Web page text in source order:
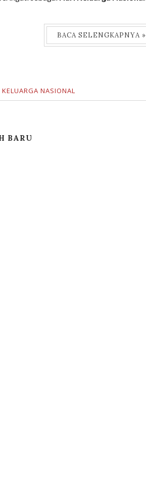
BACA SELENGKAPNYA »
KELUARGA NASIONAL
BARU